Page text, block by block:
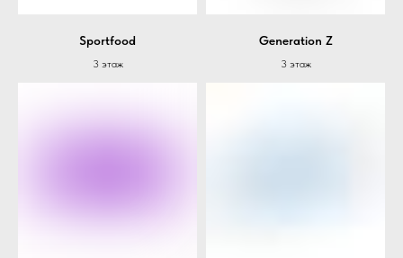
Sportfood
3 этаж
Generation Z
3 этаж